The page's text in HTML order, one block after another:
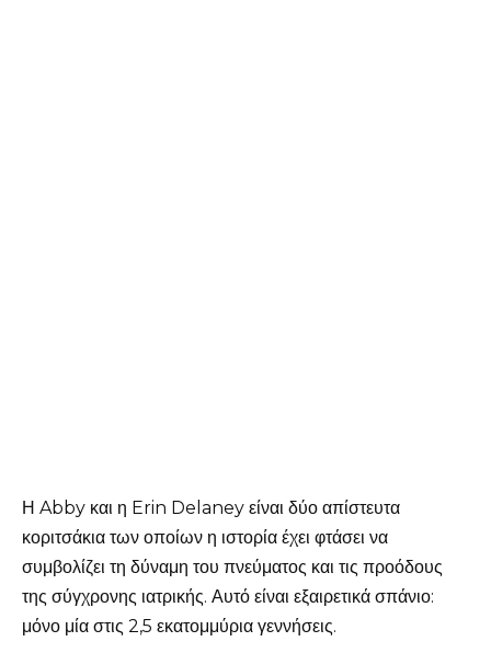
Η Abby και η Erin Delaney είναι δύο απίστευτα
κοριτσάκια των οποίων η ιστορία έχει φτάσει να
συμβολίζει τη δύναμη του πνεύματος και τις προόδους
της σύγχρονης ιατρικής. Αυτό είναι εξαιρετικά σπάνιο:
μόνο μία στις 2,5 εκατομμύρια γεννήσεις.